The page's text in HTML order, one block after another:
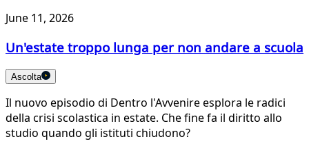
June 11, 2026
Un'estate troppo lunga per non andare a scuola
Ascolta
Il nuovo episodio di Dentro l'Avvenire esplora le radici
della crisi scolastica in estate. Che fine fa il diritto allo
studio quando gli istituti chiudono?